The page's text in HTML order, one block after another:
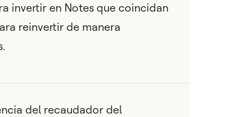
invertir en Notes que coincidan
reinvertir de manera
del recaudador del